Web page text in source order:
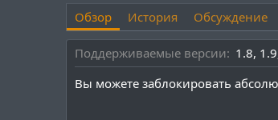
о
р
т
а
с
о
з
д
Обзор История Обсуждение
Поддерживаемые версии 1.8 1.9
Вы можете заблокировать